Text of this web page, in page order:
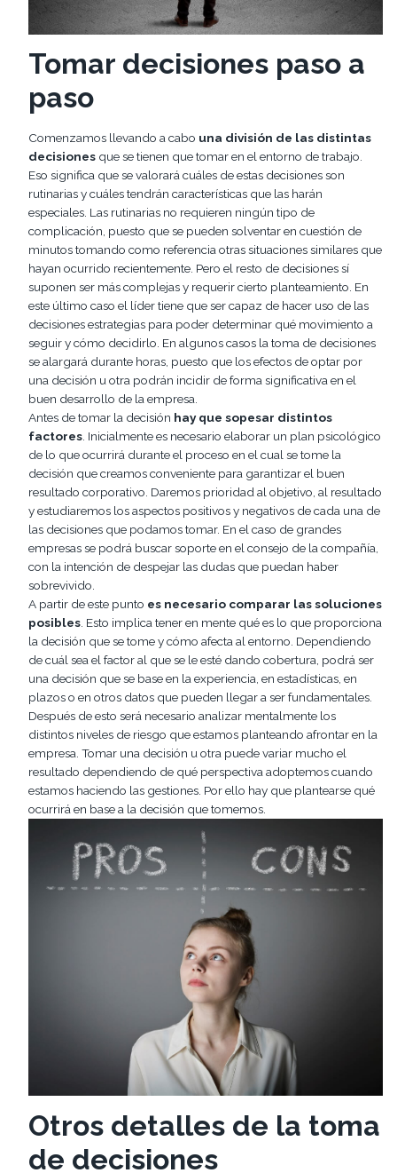
Tomar decisiones paso a
paso
Comenzamos llevando a cabo una división de las distintas
decisiones que se tienen que tomar en el entorno de trabajo.
Eso significa que se valorará cuáles de estas decisiones son
rutinarias y cuáles tendrán características que las harán
especiales. Las rutinarias no requieren ningún tipo de
complicación, puesto que se pueden solventar en cuestión de
minutos tomando como referencia otras situaciones similares que
hayan ocurrido recientemente. Pero el resto de decisiones sí
suponen ser más complejas y requerir cierto planteamiento. En
este último caso el líder tiene que ser capaz de hacer uso de las
decisiones estrategias para poder determinar qué movimiento a
seguir y cómo decidirlo. En algunos casos la toma de decisiones
se alargará durante horas, puesto que los efectos de optar por
una decisión u otra podrán incidir de forma significativa en el
buen desarrollo de la empresa.
Antes de tomar la decisión hay que sopesar distintos
factores. Inicialmente es necesario elaborar un plan psicológico
de lo que ocurrirá durante el proceso en el cual se tome la
decisión que creamos conveniente para garantizar el buen
resultado corporativo. Daremos prioridad al objetivo, al resultado
y estudiaremos los aspectos positivos y negativos de cada una de
las decisiones que podamos tomar. En el caso de grandes
empresas se podrá buscar soporte en el consejo de la compañía,
con la intención de despejar las dudas que puedan haber
sobrevivido.
A partir de este punto es necesario comparar las soluciones
posibles. Esto implica tener en mente qué es lo que proporciona
la decisión que se tome y cómo afecta al entorno. Dependiendo
de cuál sea el factor al que se le esté dando cobertura, podrá ser
una decisión que se base en la experiencia, en estadísticas, en
plazos o en otros datos que pueden llegar a ser fundamentales.
Después de esto será necesario analizar mentalmente los
distintos niveles de riesgo que estamos planteando afrontar en la
empresa. Tomar una decisión u otra puede variar mucho el
resultado dependiendo de qué perspectiva adoptemos cuando
estamos haciendo las gestiones. Por ello hay que plantearse qué
ocurrirá en base a la decisión que tomemos.
Otros detalles de la toma
de decisiones